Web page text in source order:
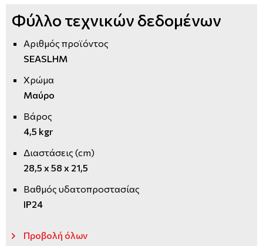
Φύλλο τεχνικών δεδομένων
Αριθμός προϊόντος
SEASLHM
Χρώμα
Μαύρο
Βάρος
4,5 kgr
Διαστάσεις (cm)
28,5 x 58 x 21,5
Βαθμός υδατοπροστασίας
IP24
Προβολή όλων